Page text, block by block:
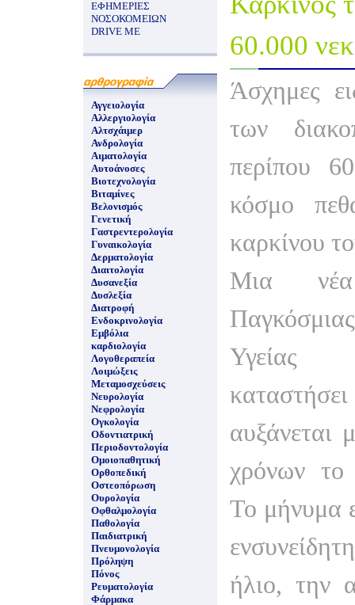
ΕΦΗΜΕΡΙΕΣ
ΝΟΣΟΚΟΜΕΙΩΝ
DRIVE ME
Αγγειολογία
Αλλεργιολογία
Αλτσχάιμερ
Ανδρολογία
Αιματολογία
Αυτοάνοσες
Βιοτεχνολογία
Βιταμίνες
Βελονισμός
Γενετική
Γαστρεντερολογία
Γυναικολογία
Δερματολογία
Διαιτολογία
Δυσανεξία
Δυσλεξία
Διατροφή
Ενδοκρινολογία
Εμβόλια
καρδιολογία
Λογοθεραπεία
Λοιμώξεις
Μεταμοσχεύσεις
Νευρολογία
Νεφρολογία
Ογκολογία
Οδοντιατρική
Περιοδοντολογία
Ομοιοπαθητική
Ορθοπεδική
Οστεοπόρωση
Ουρολογία
Οφθαλμολογία
Παθολογία
Παιδιατρική
Πνευμονολογία
Πρόληψη
Πόνος
Ρευματολογία
Φάρμακα
60.000
Άσχημες
των
περίπου
κόσμο
καρκίνου
Μια
Υγείας
αυξάνεται
χρόνων το
Το μήνυμα
ήλιο, την